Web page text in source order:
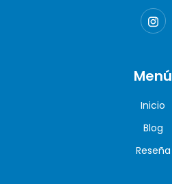
Menú
Inicio
Blog
Reseña